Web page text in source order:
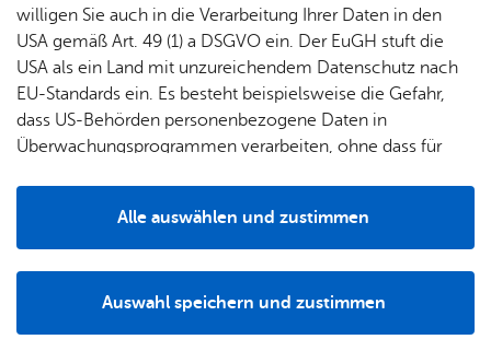
Bar­rie­re­frei­heit
Pres­se
The­men
Un­se­re Ort­schaft
Ra­de­ra­cher Blätt­le
Frei­zeit & Kul­tur
Bil­dung & Er­zie­hung
willigen Sie auch in die Verarbeitung Ihrer Daten in den
USA gemäß Art. 49 (1) a DSGVO ein. Der EuGH stuft die
USA als ein Land mit unzureichendem Datenschutz nach
EU-Standards ein. Es besteht beispielsweise die Gefahr,
dass US-Behörden personenbezogene Daten in
Überwachungsprogrammen verarbeiten, ohne dass für
Auswahl speichern und zustimmen
Alle auswählen und zustimmen